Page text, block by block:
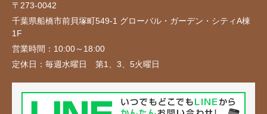
〒273-0042
千葉県船橋市前貝塚町549-1 グローバル・ガーデン・シティA棟
1F
営業時間： 10:00～18:00
定休日： 毎週水曜日 第1、3、5火曜日